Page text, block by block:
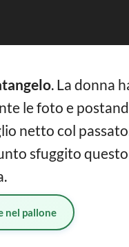
. La donna
le foto e
netto col
sfuggito
nel pallone